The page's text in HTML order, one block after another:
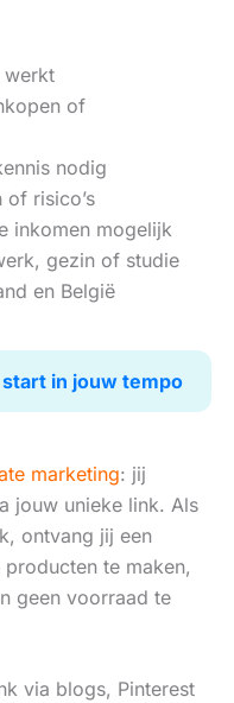
werkt
of
nodig
of risico’s
inkomen mogelijk
gezin of studie
en België
in jouw tempo
marketing: jij
jouw unieke link. Als
ontvang jij een
te maken,
geen voorraad te
via blogs, Pinterest